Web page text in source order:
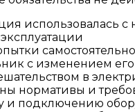
использовалась
с изменением
в
нормативы и
и подключению